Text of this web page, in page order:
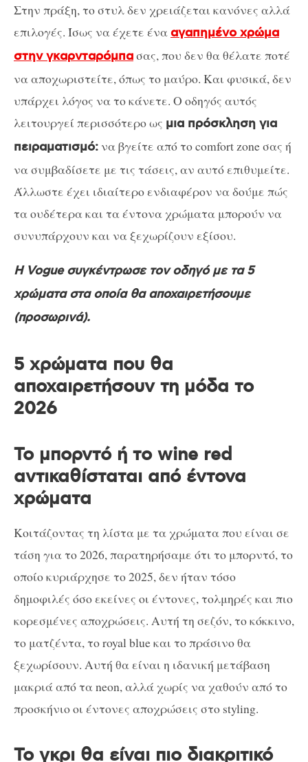
Στην πράξη, το στυλ δεν χρειάζεται κανόνες αλλά
επιλογές. Ίσως να έχετε ένααγαπημένο χρώμα
στην γκαρνταρόμπασας, που δεν θα θέλατε ποτέ
να αποχωριστείτε, όπως το μαύρο. Και φυσικά, δεν
υπάρχει λόγος να το κάνετε. Ο οδηγός αυτός
λειτουργεί περισσότερο ως μια πρόσκληση για
πειραματισμό:να βγείτε από το comfort zone σας ή
να συμβαδίσετε με τις τάσεις, αν αυτό επιθυμείτε.
Άλλωστε έχει ιδιαίτερο ενδιαφέρον να δούμε πώς
τα ουδέτερα και τα έντονα χρώματα μπορούν να
συνυπάρχουν και να ξεχωρίζουν εξίσου.
Η Vogue συγκέντρωσε τον οδηγό με τα 5
χρώματα στα οποία θα αποχαιρετήσουμε
(προσωρινά).
5 χρώματα που θα
αποχαιρετήσουν τη μόδα το
2026
Το μπορντό ή το wine red
αντικαθίσταται από έντονα
χρώματα
Κοιτάζοντας τη λίστα με τα χρώματα που είναι σε
τάση για το 2026, παρατηρήσαμε ότι το μπορντό, το
οποίο κυριάρχησε το 2025, δεν ήταν τόσο
δημοφιλές όσο εκείνες οι έντονες, τολμηρές και πιο
κορεσμένες αποχρώσεις. Αυτή τη σεζόν, το κόκκινο,
το ματζέντα, το royal blue και το πράσινο θα
ξεχωρίσουν. Αυτή θα είναι η ιδανική μετάβαση
μακριά από τα neon, αλλά χωρίς να χαθούν από το
προσκήνιο οι έντονες αποχρώσεις στο styling.
Το γκρι θα είναι πιο διακριτικό